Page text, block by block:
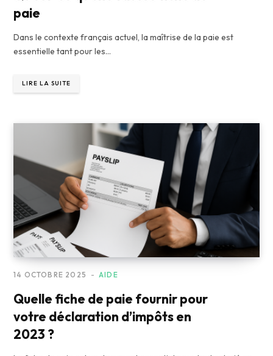
paie
Dans le contexte français actuel, la maîtrise de la paie est
essentielle tant pour les…
LIRE LA SUITE
AIDE
14 OCTOBRE 2025
Quelle fiche de paie fournir pour
votre déclaration d’impôts en
2023 ?